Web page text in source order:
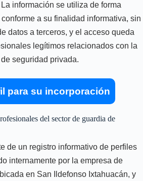
información se utiliza de forma
a su finalidad informativa, sin
datos a terceros, y el acceso queda
legítimos relacionados con la
seguridad privada.
para su incorporación
del sector de guardia de
de un registro informativo de perfiles
internamente por la empresa de
en San Ildefonso Ixtahuacán, y